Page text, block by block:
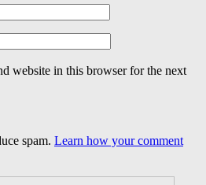
website in this browser for the next
spam. Learn how your comment